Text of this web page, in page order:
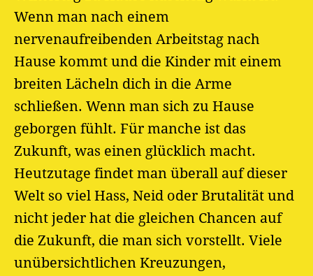
Wenn man nach einem
nervenaufreibenden Arbeitstag nach
Hause kommt und die Kinder mit einem
breiten Lächeln dich in die Arme
schließen. Wenn man sich zu Hause
geborgen fühlt. Für manche ist das
Zukunft, was einen glücklich macht.
Heutzutage findet man überall auf dieser
Welt so viel Hass, Neid oder Brutalität und
nicht jeder hat die gleichen Chancen auf
die Zukunft, die man sich vorstellt. Viele
unübersichtlichen Kreuzungen,